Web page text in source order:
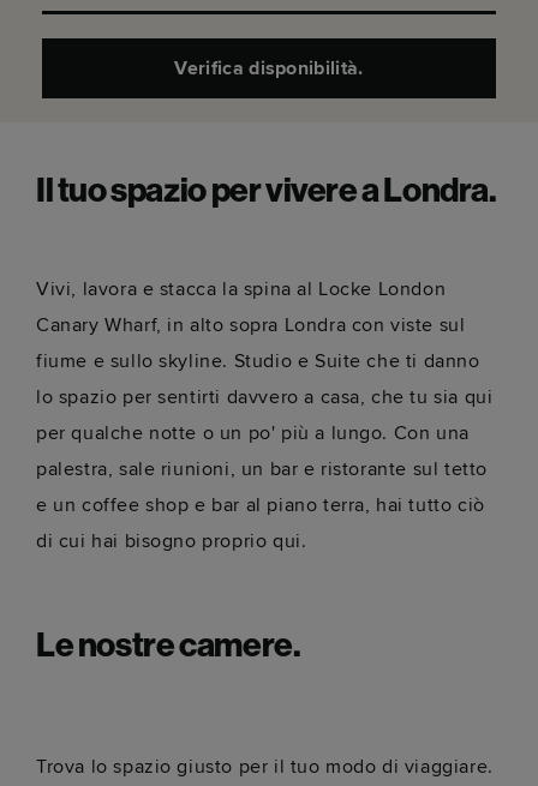
Verifica disponibilità.
Il tuo spazio per vivere a Londra.
Vivi, lavora e stacca la spina al Locke London
Canary Wharf, in alto sopra Londra con viste sul
fiume e sullo skyline. Studio e Suite che ti danno
lo spazio per sentirti davvero a casa, che tu sia qui
per qualche notte o un po' più a lungo. Con una
palestra, sale riunioni, un bar e ristorante sul tetto
e un coffee shop e bar al piano terra, hai tutto ciò
di cui hai bisogno proprio qui.
Le nostre camere.
Trova lo spazio giusto per il tuo modo di viaggiare.